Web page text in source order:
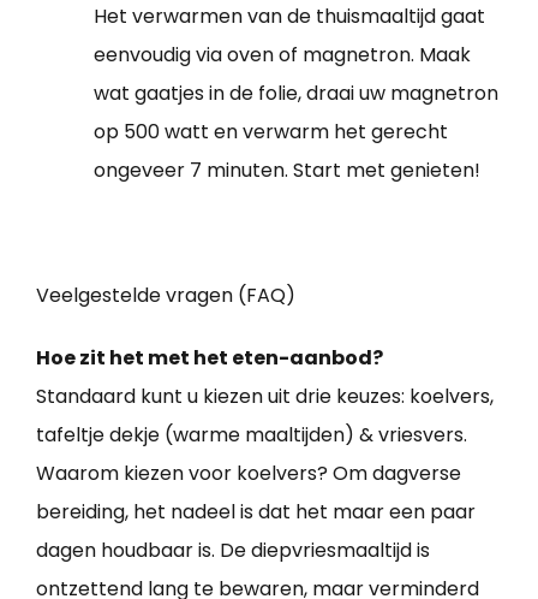
Het verwarmen van de thuismaaltijd gaat
eenvoudig via oven of magnetron. Maak
wat gaatjes in de folie, draai uw magnetron
op 500 watt en verwarm het gerecht
ongeveer 7 minuten. Start met genieten!
Veelgestelde vragen (FAQ)
Hoe zit het met het eten-aanbod?
Standaard kunt u kiezen uit drie keuzes: koelvers,
tafeltje dekje (warme maaltijden) & vriesvers.
Waarom kiezen voor koelvers? Om dagverse
bereiding, het nadeel is dat het maar een paar
dagen houdbaar is. De diepvriesmaaltijd is
ontzettend lang te bewaren, maar verminderd